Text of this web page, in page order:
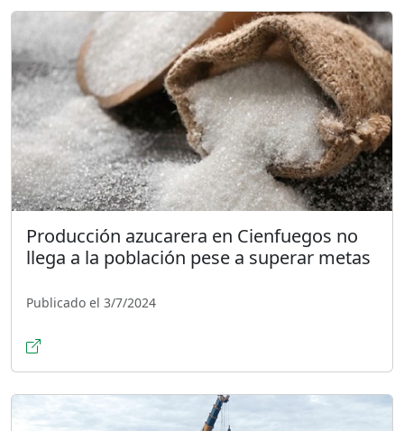
Producción azucarera en Cienfuegos no
llega a la población pese a superar metas
Publicado el 3/7/2024